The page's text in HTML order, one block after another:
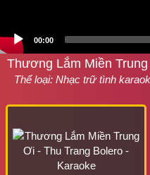
00:00
Thương Lắm Miền
Thể loại: Nhạc trữ tình